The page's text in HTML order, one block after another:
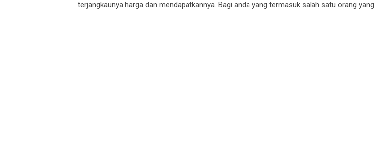
terjangkaunya harga dan mendapatkannya. Bagi anda yang termasuk salah satu orang yang